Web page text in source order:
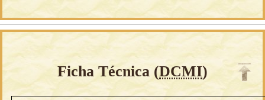
Ficha Técnica (DCMI)